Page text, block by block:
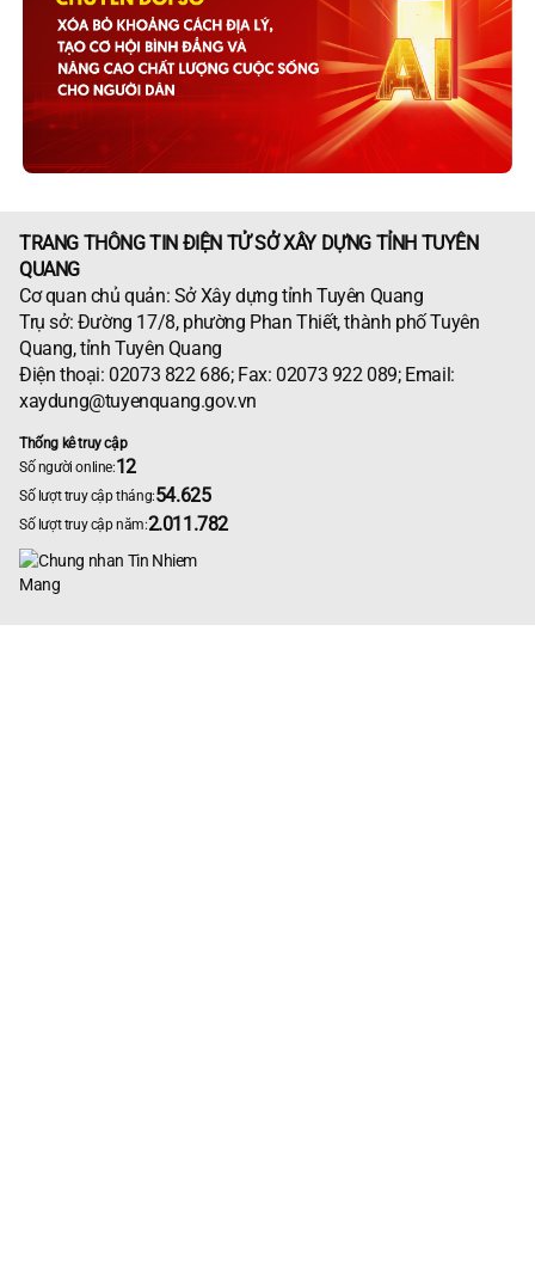
TRANG THÔNG TIN ĐIỆN TỬ SỞ XÂY DỰNG TỈNH TUYÊN
QUANG
Cơ quan chủ quản: Sở Xây dựng tỉnh Tuyên Quang
Trụ sở: Đường 17/8, phường Phan Thiết, thành phố Tuyên
Quang, tỉnh Tuyên Quang
Điện thoại: 02073 822 686; Fax: 02073 922 089; Email:
xaydung@tuyenquang.gov.vn
Thống kê truy cập
Số người online:12
Số lượt truy cập tháng:54.625
Số lượt truy cập năm:2.011.782